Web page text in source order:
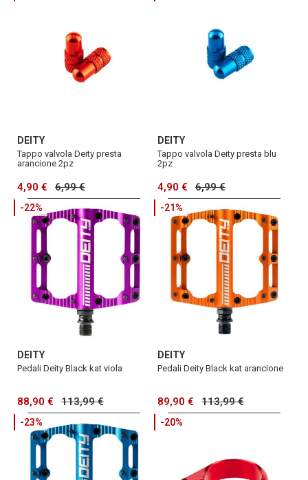
DEITY
Tappo valvola Deity presta
arancione 2pz
4,90 € 6,99 €
DEITY
Tappo valvola Deity presta blu
2pz
4,90 € 6,99 €
-22%
DEITY
Pedali Deity Black kat viola
88,90 € 113,99 €
-21%
DEITY
Pedali Deity Black kat arancione
89,90 € 113,99 €
-23% -20%